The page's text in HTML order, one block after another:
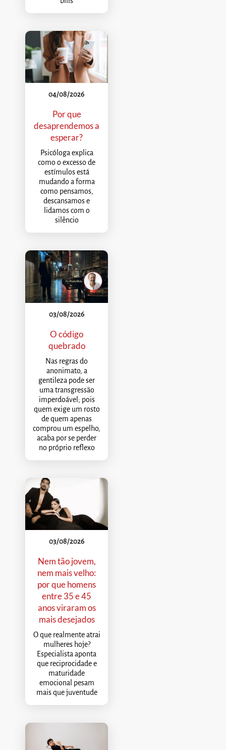
04/08/2026
Por que
desaprendemos a
esperar?
Psicóloga explica
como o excesso de
estímulos está
mudando a forma
como pensamos,
descansamos e
lidamos com o
silêncio
03/08/2026
O código
quebrado
Nas regras do
anonimato, a
gentileza pode ser
uma transgressão
imperdoável; pois
quem exige um rosto
de quem apenas
comprou um espelho,
acaba por se perder
no próprio reflexo
03/08/2026
Nem tão jovem,
nem mais velho:
por que homens
entre 35 e 45
anos viraram os
mais desejados
O que realmente atrai
mulheres hoje?
Especialista aponta
que reciprocidade e
maturidade
emocional pesam
mais que juventude